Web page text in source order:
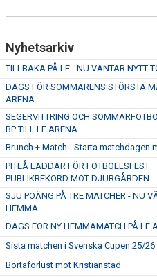
Nyhetsarkiv
TILLBAKA PÅ LF - NU VÄNTAR NYTT
DAGS FÖR SOMMARENS STÖRSTA
ARENA
SEGERVITTRING OCH
BP TILL LF ARENA
Brunch + Match - Starta matchdagen
PITEÅ LADDAR FÖR FOTBOLLSFEST
PUBLIKREKORD MOT DJURGÅRDEN
SJU POÄNG PÅ TRE MATCHER - NU
HEMMA
DAGS FÖR NY HEMMAMATCH PÅ LF
Sista matchen i Svenska Cupen 25/26
Bortaförlust mot Kristianstad